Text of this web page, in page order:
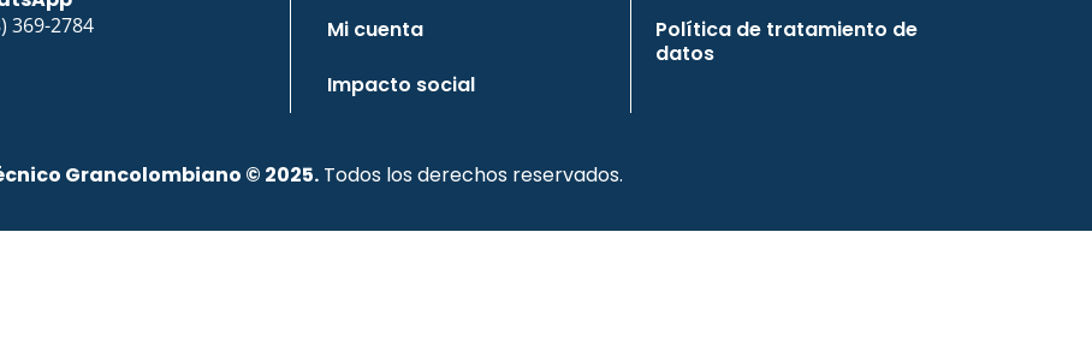
369-2784
Mi cuenta
Impacto social
Política de tratamiento de
datos
Grancolombiano © 2025.Todos los derechos reservados.